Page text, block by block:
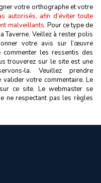
votre orthographe et votre
autorisés, afin d’éviter toute
malveillants. Pour ce type de
Taverne. Veillez à rester polis
votre avis sur l’œuvre
les ressentis des
trouverez sur le site est une
Veuillez prendre
votre commentaire. Le
ce site. Le webmaster se
ne respectant pas les règles